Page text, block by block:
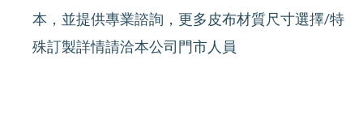
本，並提供專業諮詢，更多皮布材質尺寸選擇/特
殊訂製詳情請洽本公司門市人員